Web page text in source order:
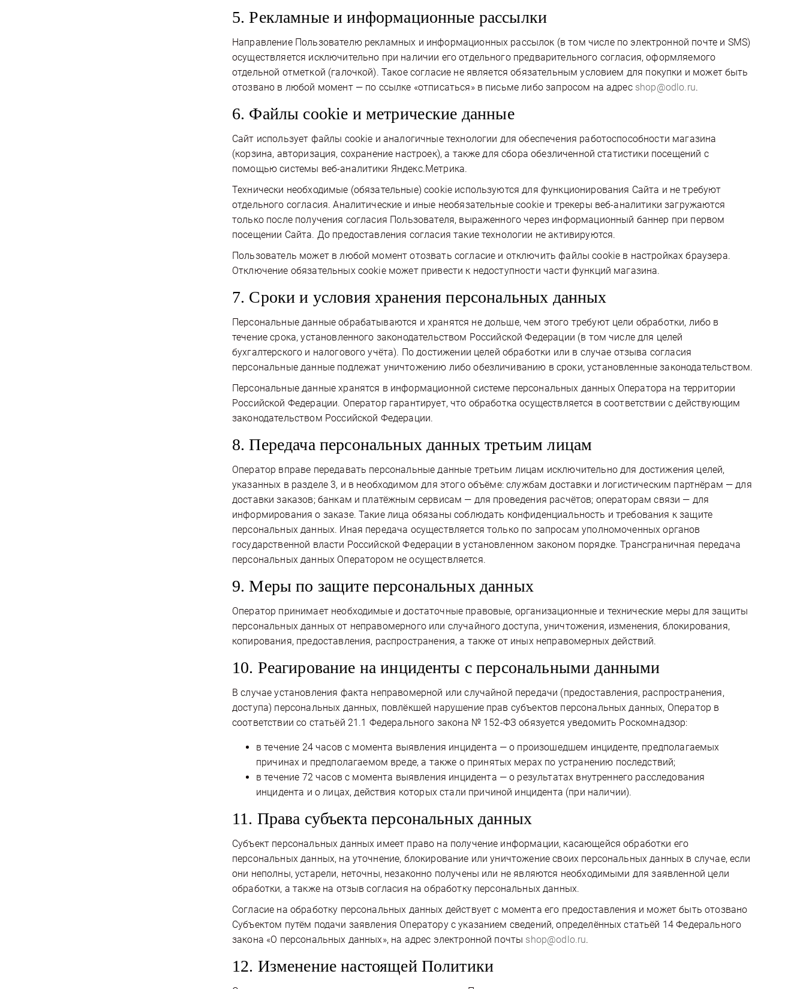
5. Рекламные и информационные рассылки
Направление Пользователю рекламных и информационных рассылок (в том числе по электронной почте и SMS)
осуществляется исключительно при наличии его отдельного предварительного согласия, оформляемого
отдельной отметкой (галочкой). Такое согласие не является обязательным условием для покупки и может быть
отозвано в любой момент — по ссылке «отписаться» в письме либо запросом на адрес shop@odlo.ru.
6. Файлы cookie и метрические данные
Сайт использует файлы cookie и аналогичные технологии для обеспечения работоспособности магазина
(корзина, авторизация, сохранение настроек), а также для сбора обезличенной статистики посещений с
помощью системы веб-аналитики Яндекс.Метрика.
Технически необходимые (обязательные) cookie используются для функционирования Сайта и не требуют
отдельного согласия. Аналитические и иные необязательные cookie и трекеры веб-аналитики загружаются
только после получения согласия Пользователя, выраженного через информационный баннер при первом
посещении Сайта. До предоставления согласия такие технологии не активируются.
Пользователь может в любой момент отозвать согласие и отключить файлы cookie в настройках браузера.
Отключение обязательных cookie может привести к недоступности части функций магазина.
7. Сроки и условия хранения персональных данных
Персональные данные обрабатываются и хранятся не дольше, чем этого требуют цели обработки, либо в
течение срока, установленного законодательством Российской Федерации (в том числе для целей
бухгалтерского и налогового учёта). По достижении целей обработки или в случае отзыва согласия
персональные данные подлежат уничтожению либо обезличиванию в сроки, установленные законодательством.
Персональные данные хранятся в информационной системе персональных данных Оператора на территории
Российской Федерации. Оператор гарантирует, что обработка осуществляется в соответствии с действующим
законодательством Российской Федерации.
8. Передача персональных данных третьим лицам
Оператор вправе передавать персональные данные третьим лицам исключительно для достижения целей,
указанных в разделе 3, и в необходимом для этого объёме: службам доставки и логистическим партнёрам — для
доставки заказов; банкам и платёжным сервисам — для проведения расчётов; операторам связи — для
информирования о заказе. Такие лица обязаны соблюдать конфиденциальность и требования к защите
персональных данных. Иная передача осуществляется только по запросам уполномоченных органов
государственной власти Российской Федерации в установленном законом порядке. Трансграничная передача
персональных данных Оператором не осуществляется.
9. Меры по защите персональных данных
Оператор принимает необходимые и достаточные правовые, организационные и технические меры для защиты
персональных данных от неправомерного или случайного доступа, уничтожения, изменения, блокирования,
копирования, предоставления, распространения, а также от иных неправомерных действий.
10. Реагирование на инциденты с персональными данными
В случае установления факта неправомерной или случайной передачи (предоставления, распространения,
доступа) персональных данных, повлёкшей нарушение прав субъектов персональных данных, Оператор в
соответствии со статьёй 21.1 Федерального закона № 152-ФЗ обязуется уведомить Роскомнадзор:
в течение 24 часов с момента выявления инцидента — о произошедшем инциденте, предполагаемых
причинах и предполагаемом вреде, а также о принятых мерах по устранению последствий;
в течение 72 часов с момента выявления инцидента — о результатах внутреннего расследования
инцидента и о лицах, действия которых стали причиной инцидента (при наличии).
11. Права субъекта персональных данных
Субъект персональных данных имеет право на получение информации, касающейся обработки его
персональных данных, на уточнение, блокирование или уничтожение своих персональных данных в случае, если
они неполны, устарели, неточны, незаконно получены или не являются необходимыми для заявленной цели
обработки, а также на отзыв согласия на обработку персональных данных.
Согласие на обработку персональных данных действует с момента его предоставления и может быть отозвано
Субъектом путём подачи заявления Оператору с указанием сведений, определённых статьёй 14 Федерального
закона «О персональных данных», на адрес электронной почты shop@odlo.ru.
12. Изменение настоящей Политики